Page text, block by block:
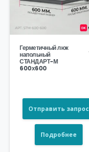
Герметичный люк
напольный
СТАНДАРТ-М
600х600
Отправить запрос
Подробнее